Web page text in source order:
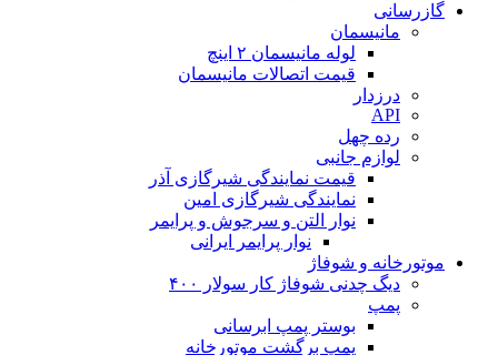
گازرسانی
مانیسمان
لوله مانیسمان ۲ اینچ
قیمت اتصالات مانیسمان
درزدار
API
رده چهل
لوازم جانبی
قیمت نمایندگی شیرگازی آذر
نمایندگی شیرگازی امین
نوار التن و سرجوش و پرایمر
نوار پرایمر ایرانی
موتورخانه و شوفاژ
دیگ چدنی شوفاژ کار سولار ۴۰۰
پمپ
بوستر پمپ ابرسانی
پمپ برگشت موتورخانه